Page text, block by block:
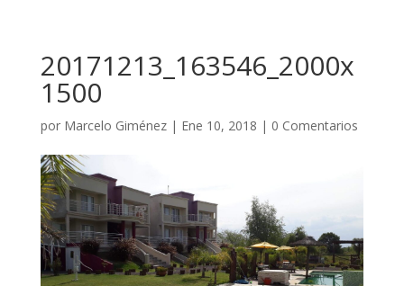
20171213_163546_2000x
1500
por Marcelo Giménez| Ene 10, 2018 | 0 Comentarios